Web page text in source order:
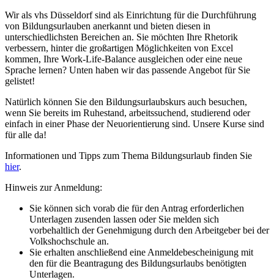
Wir als vhs Düsseldorf sind als Einrichtung für die Durchführung
von Bildungsurlauben anerkannt und bieten diesen in
unterschiedlichsten Bereichen an. Sie möchten Ihre Rhetorik
verbessern, hinter die großartigen Möglichkeiten von Excel
kommen, Ihre Work-Life-Balance ausgleichen oder eine neue
Sprache lernen? Unten haben wir das passende Angebot für Sie
gelistet!
Natürlich können Sie den Bildungsurlaubskurs auch besuchen,
wenn Sie bereits im Ruhestand, arbeitssuchend, studierend oder
einfach in einer Phase der Neuorientierung sind. Unsere Kurse sind
für alle da!
Informationen und Tipps zum Thema Bildungsurlaub finden Sie
hier.
Hinweis zur Anmeldung:
Sie können sich vorab die für den Antrag erforderlichen
Unterlagen zusenden lassen oder Sie melden sich
vorbehaltlich der Genehmigung durch den Arbeitgeber bei der
Volkshochschule an.
Sie erhalten anschließend eine Anmeldebescheinigung mit
den für die Beantragung des Bildungsurlaubs benötigten
Unterlagen.